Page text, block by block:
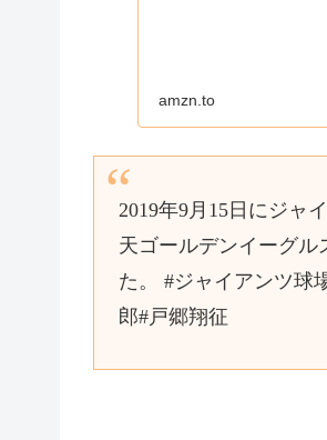
amzn.to
2019年9月15日にジャ
天ゴールデンイーグル
た。 #ジャイアンツ球
郎#戸郷翔征